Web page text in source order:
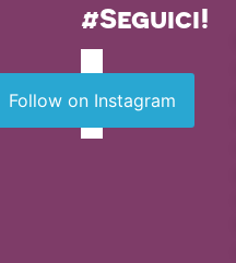
#Seguici!
Follow on Instagram